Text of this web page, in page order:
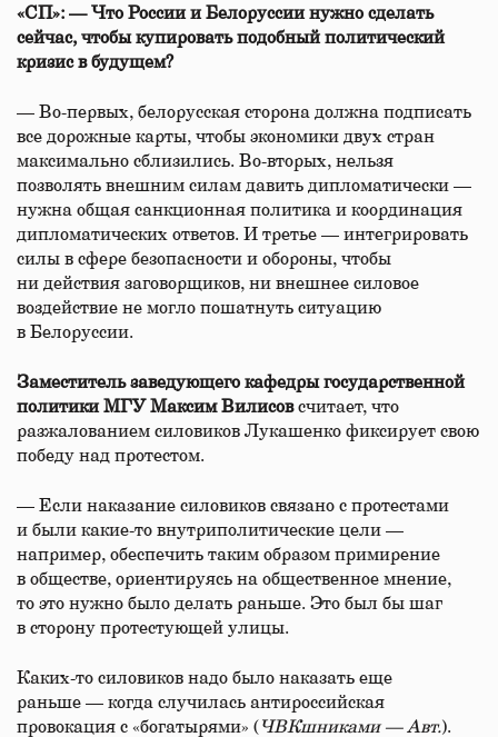
«СП»: — Что России и Белоруссии нужно сделать
сейчас, чтобы купировать подобный политический
кризис в будущем?
— Во-первых, белорусская сторона должна подписать
все дорожные карты, чтобы экономики двух стран
максимально сблизились. Во-вторых, нельзя
позволять внешним силам давить дипломатически —
нужна общая санкционная политика и координация
дипломатических ответов. И третье — интегрировать
силы в сфере безопасности и обороны, чтобы
ни действия заговорщиков, ни внешнее силовое
воздействие не могло пошатнуть ситуацию
в Белоруссии.
Заместитель заведующего кафедры государственной
политики МГУ Максим Вилисовсчитает, что
разжалованием силовиков Лукашенко фиксирует свою
победу над протестом.
— Если наказание силовиков связано с протестами
и были какие-то внутриполитические цели —
например, обеспечить таким образом примирение
в обществе, ориентируясь на общественное мнение,
то это нужно было делать раньше. Это был бы шаг
в сторону протестующей улицы.
Каких-то силовиков надо было наказать еще
раньше — когда случилась антироссийская
провокация с «богатырями» ( ЧВКшниками — Авт.).